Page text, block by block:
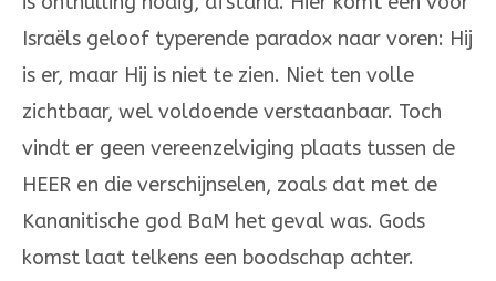
Israëls geloof typerende paradox naar voren: Hij
is er, maar Hij is niet te zien. Niet ten volle
zichtbaar, wel voldoende verstaanbaar. Toch
vindt er geen vereenzelviging plaats tussen de
HEER en die verschijnselen, zoals dat met de
Kananitische god BaM het geval was. Gods
komst laat telkens een boodschap achter.